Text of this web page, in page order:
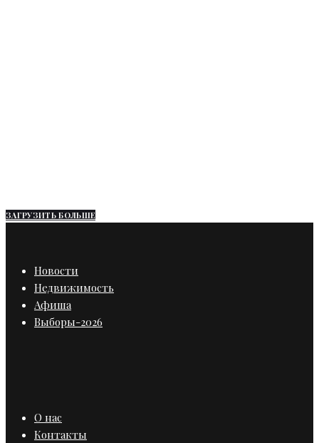
ЗАГРУЗИТЬ БОЛЬШЕ
Новости
Недвижимость
Афиша
Выборы-2026
О нас
Контакты